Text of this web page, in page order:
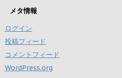
メタ情報
ログイン
投稿フィード
コメントフィード
WordPress.org